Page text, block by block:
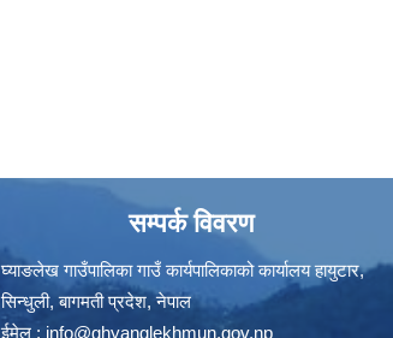
सम्पर्क विवरण
घ्याङलेख गाउँपालिका गाउँ कार्यपालिकाको कार्यालय हायुटार,
सिन्धुली, बागमती प्रदेश, नेपाल
ईमेल : info@ghyanglekhmun.gov.np